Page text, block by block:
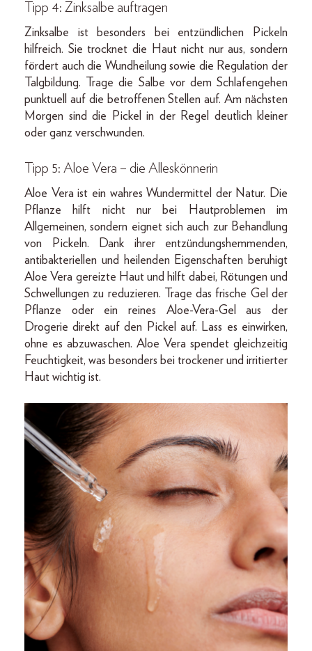
Tipp 4: Zinksalbe auftragen
Zinksalbe ist besonders bei entzündlichen Pickeln
hilfreich. Sie trocknet die Haut nicht nur aus, sondern
fördert auch die Wundheilung sowie die Regulation der
Talgbildung. Trage die Salbe vor dem Schlafengehen
punktuell auf die betroffenen Stellen auf. Am nächsten
Morgen sind die Pickel in der Regel deutlich kleiner
oder ganz verschwunden.
Tipp 5: Aloe Vera – die Alleskönnerin
Aloe Vera ist ein wahres Wundermittel der Natur. Die
Pflanze hilft nicht nur bei Hautproblemen im
Allgemeinen, sondern eignet sich auch zur Behandlung
von Pickeln. Dank ihrer entzündungshemmenden,
antibakteriellen und heilenden Eigenschaften beruhigt
Aloe Vera gereizte Haut und hilft dabei, Rötungen und
Schwellungen zu reduzieren. Trage das frische Gel der
Pflanze oder ein reines Aloe-Vera-Gel aus der
Drogerie direkt auf den Pickel auf. Lass es einwirken,
ohne es abzuwaschen. Aloe Vera spendet gleichzeitig
Feuchtigkeit, was besonders bei trockener und irritierter
Haut wichtig ist.